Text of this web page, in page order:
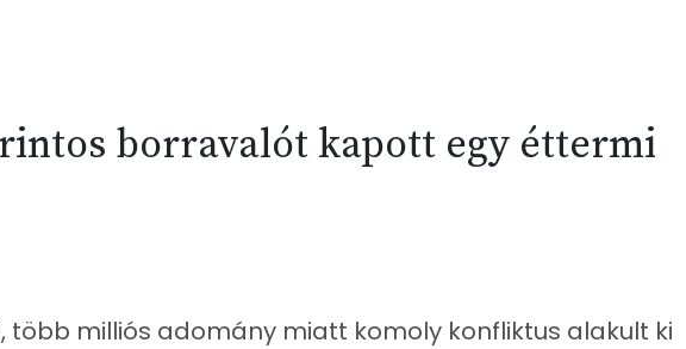
borravalót kapott egy éttermi
több milliós adomány miatt komoly konfliktus alakult ki